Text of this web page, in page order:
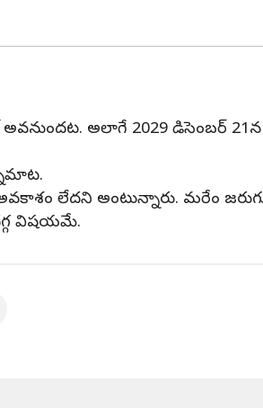
అవనుందట. అలాగే 2029 డిసెంబర్
లేదని అంటున్నారు. మరేం
విషయమే.